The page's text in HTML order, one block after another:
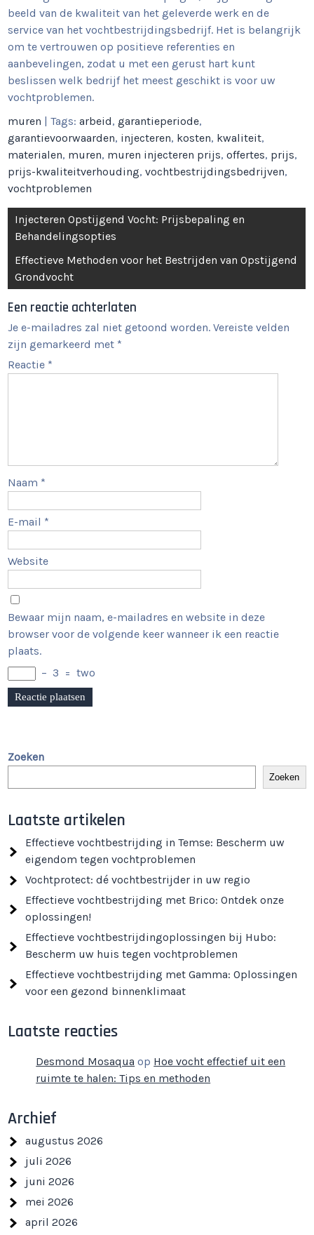
beeld van de kwaliteit van het geleverde werk en de
service van het vochtbestrijdingsbedrijf. Het is belangrijk
om te vertrouwen op positieve referenties en
aanbevelingen, zodat u met een gerust hart kunt
beslissen welk bedrijf het meest geschikt is voor uw
vochtproblemen.
muren | Tags:arbeid,garantieperiode,
garantievoorwaarden, injecteren, kosten, kwaliteit,
materialen, muren, muren injecteren prijs,offertes, prijs,
prijs-kwaliteitverhouding,vochtbestrijdingsbedrijven,
vochtproblemen
Berichtnavigatie
Injecteren Opstijgend Vocht: Prijsbepaling en
Behandelingsopties
Effectieve Methoden voor het Bestrijden van Opstijgend
Grondvocht
Een reactie achterlaten
Je e-mailadres zal niet getoond worden. Vereiste velden
zijn gemarkeerd met *
Reactie *
Naam *
E-mail *
Website
Bewaar mijn naam, e-mailadres en website in deze
browser voor de volgende keer wanneer ik een reactie
plaats.
− 3 = two
Zoeken
Zoeken
Laatste artikelen
Effectieve vochtbestrijding in Temse: Bescherm uw
eigendom tegen vochtproblemen
Vochtprotect: dé vochtbestrijder in uw regio
Effectieve vochtbestrijding met Brico: Ontdek onze
oplossingen!
Effectieve vochtbestrijdingoplossingen bij Hubo:
Bescherm uw huis tegen vochtproblemen
Effectieve vochtbestrijding met Gamma: Oplossingen
voor een gezond binnenklimaat
Laatste reacties
Desmond Mosaqua op Hoe vocht effectief uit een
ruimte te halen: Tips en methoden
Archief
augustus 2026
juli 2026
juni 2026
mei 2026
april 2026